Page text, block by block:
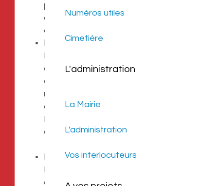
Numéros utiles
Cimetière
L'administration
La Mairie
L'administration
Vos interlocuteurs
projet de jeunes… Consultation des
offres d’emploi, du fonds
documentaire mis à disposition, …
Les actions de prévention
Participation et organisation
d’animations de prévention en
direction de la jeunesse (sécurité
routière, sexualité, alimentation,
conduites addictives,…)
Permanence de l’animateur au
collège Pau Casals : les vendredis de
Les projets Inter-PIJ
Echanges entre jeunes de différentes
communes dans le cadre de loisirs,